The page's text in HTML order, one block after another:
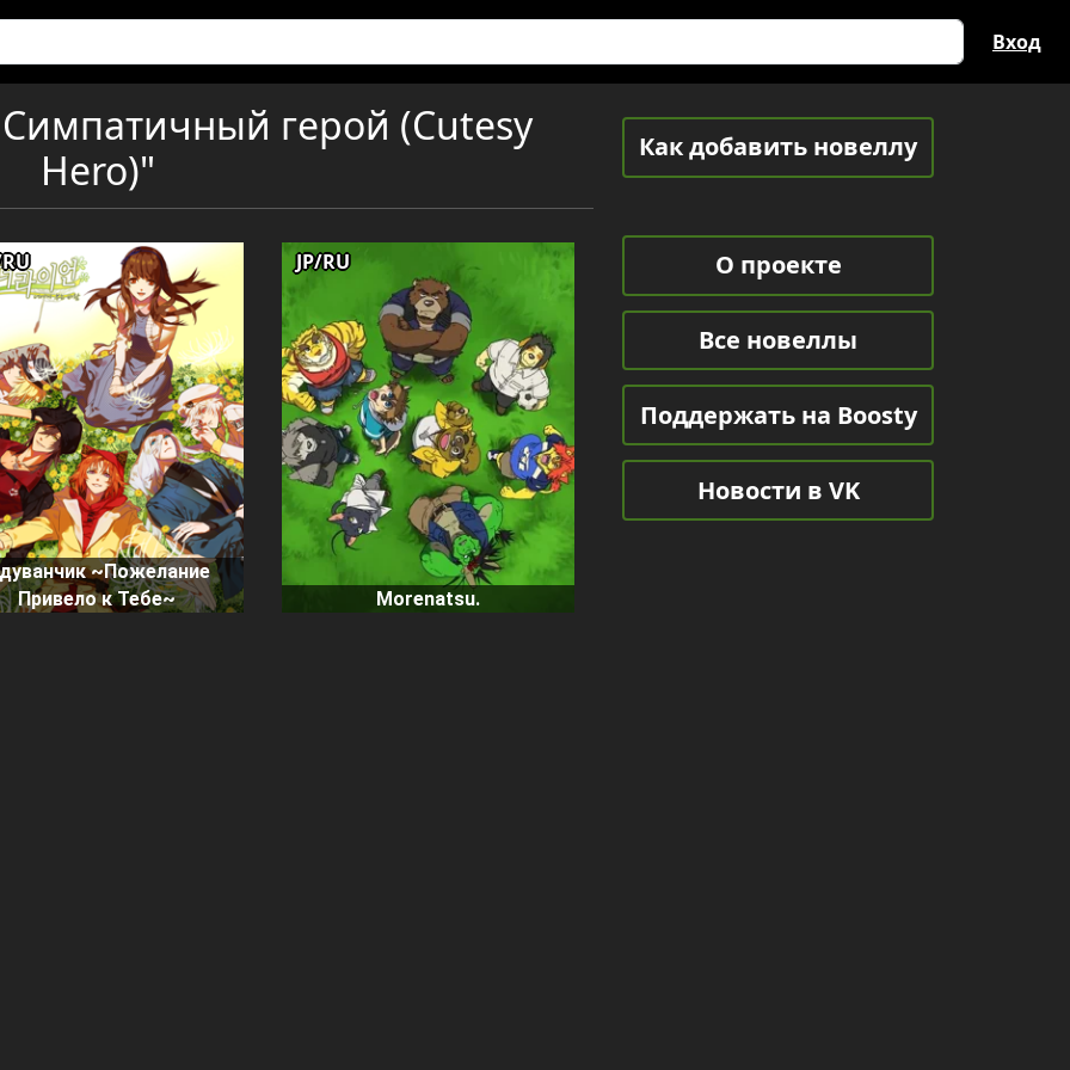
Вход
герой (Cutesy
Hero)"
~Пожелание
Привело к Тебе~
Morenatsu.
JP/RU
Как добавить новеллу
О проекте
Все новеллы
Поддержать на Boosty
Новости в VK